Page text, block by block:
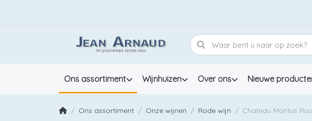
Ons assortiment Wijnhuizen Over ons Nieuwe
Ons assortiment Onze wijnen Rode wijn Chateau Montus